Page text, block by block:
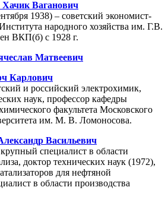
Ваганович
1938) – советский экономист-
народного хозяйства им. Г.В.
ВКП(б) с 1928 г.
Матвеевич
Карлович
и российский электрохимик,
наук, профессор кафедры
факультета Московского
им. М. В. Ломоносова.
Васильевич
специалист в области
доктор технических наук (1972),
для нефтяной
в области производства